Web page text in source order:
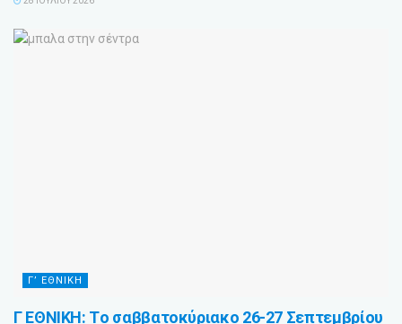
Γ’ ΕΘΝΙΚΗ
Γ ΕΘΝΙΚΗ: Tο σαββατοκύριακο 26-27 Σεπτεμβρίου